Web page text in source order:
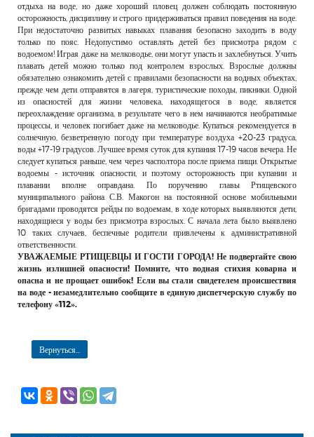
отдыха на воде, но даже хороший пловец должен соблюдать постоянную
осторожность, дисциплину и строго придерживаться правил поведения на воде.
При недостаточно развитых навыках плавания безопасно заходить в воду
только по пояс. Недопустимо оставлять детей без присмотра рядом с
водоемом! Играя даже на мелководье, они могут упасть и захлебнуться. Учить
плавать детей можно только под контролем взрослых. Взрослые должны
обязательно ознакомить детей с правилами безопасности на водных объектах,
прежде чем дети отправятся в лагеря, туристические походы, пикники. Одной
из опасностей для жизни человека, находящегося в воде, является
переохлаждение организма, в результате чего в нем начинаются необратимые
процессы, и человек погибает даже на мелководье. Купаться рекомендуется в
солнечную, безветренную погоду при температуре воздуха +20-23 градуса,
воды +17-19 градусов. Лучшее время суток для купания 17-19 часов вечера. Не
следует купаться раньше, чем через часполтора после приема пищи. Открытые
водоемы - источник опасности, и поэтому осторожность при купании и
плавании вполне оправдана. По поручению главы Ртищевского
муниципального района С.В. Макогон на постоянной основе мобильными
бригадами проводятся рейды по водоемам, в ходе которых выявляются дети,
находящиеся у воды без присмотра взрослых. С начала лета было выявлено
10 таких случаев, беспечные родители привлечены к административной
ответственности.
УВАЖАЕМЫЕ РТИЩЕВЦЫ И ГОСТИ ГОРОДА! Не подвергайте свою
жизнь излишней опасности! Помните, что водная стихия коварна и
опасна и не прощает ошибок! Если вы стали свидетелем происшествия
на воде - незамедлительно сообщите в единую диспетчерскую службу по
телефону «112».
Вернуться...